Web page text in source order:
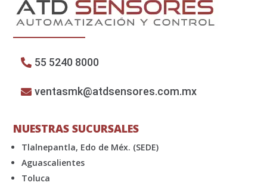
55 5240 8000
ventasmk@atdsensores.com.mx
NUESTRAS SUCURSALES
Tlalnepantla, Edo de Méx. (SEDE)
Aguascalientes
Toluca